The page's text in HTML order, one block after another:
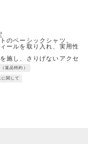
のベーシックシャツ。
ールを取り入れ、実用性
施し、さりげないアクセ
クのような光沢感を出し
のシワにもなりづらいよ
。
返品特約）
関して